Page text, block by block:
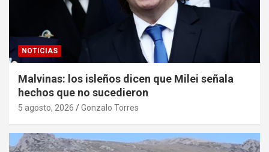
NOTICIAS
Malvinas: los isleños dicen que Milei señala
hechos que no sucedieron
5 agosto, 2026 Gonzalo Torres